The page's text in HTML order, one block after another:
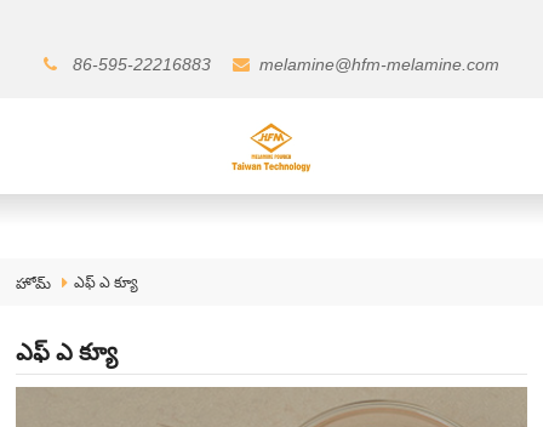
86-595-22216883 melamine@hfm-melamine.com
హోమ్ ఎఫ్ ఎ క్యూ
ఎఫ్ ఎ క్యూ